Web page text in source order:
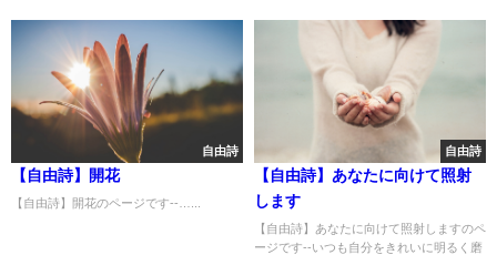
自由詩
【自由詩】開花
【自由詩】開花のページです--…...
自由詩
【自由詩】あなたに向けて照射
します
【自由詩】あなたに向けて照射しますのペ
ージです--いつも自分をきれいに明るく磨